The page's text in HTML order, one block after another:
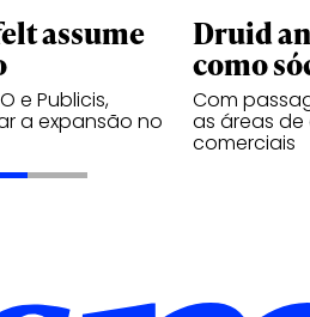
assume
e Publicis,
a expansão no
Druid
como
Com
as áreas de
comerciais